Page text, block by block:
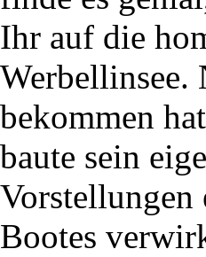
Ihr auf die
Werbellinsee.
bekommen
baute sein
Vorstellungen
Bootes